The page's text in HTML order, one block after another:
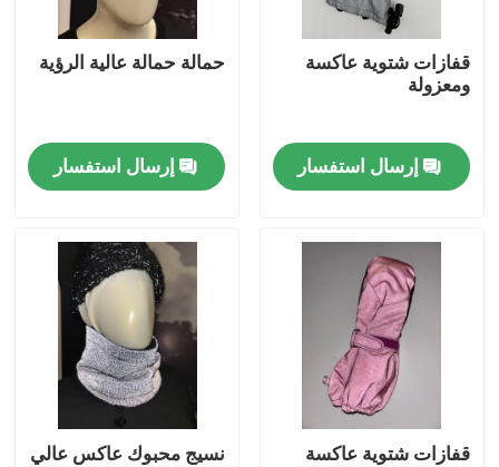
جولة في المعمل
ضبط الجودة
اتصل بنا
أخبار
جميع القضايا
طلب اقتباس
نسيج عاكس
قفازات شتوية عاكسة
ومعزولة
إرسال استفسار
حمالة حمالة عالية الرؤية
إرسال استفسار
قفازات شتوية عاكسة
نسيج محبوك عاكس عالي